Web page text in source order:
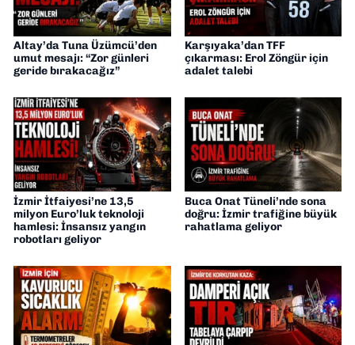
Altay’da Tuna Üzümcü’den
umut mesajı: “Zor günleri
geride bırakacağız”
Karşıyaka’dan TFF
çıkarması: Erol Zöngür için
adalet talebi
İzmir İtfaiyesi’ne 13,5
milyon Euro’luk teknoloji
hamlesi: İnsansız yangın
robotları geliyor
Buca Onat Tüneli’nde sona
doğru: İzmir trafiğine büyük
rahatlama geliyor